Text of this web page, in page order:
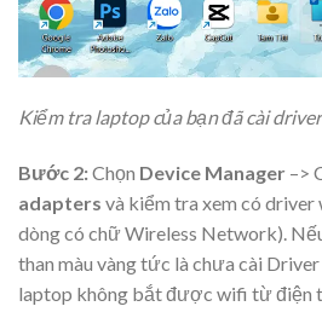
Kiểm tra laptop của bạn đã cài
Bước 2:Chọn Device Manager –>
adapters và kiểm tra xem có
dòng có chữ Wireless Network).
than màu vàng tức là chưa cài
laptop không bắt được wifi từ điện